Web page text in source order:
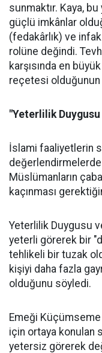
sunmaktır. Kaya,
güçlü imkânlar
(fedakârlık) ve
rolüne değindi.
karşısında en
reçetesi olduğunun
"Yeterlilik
İslami faaliyetlerin
değerlendirmelerde
Müslümanların
kaçınması
Yeterlilik Duygusu
yeterli görerek bir
tehlikeli bir tuzak
kişiyi daha fazla
olduğunu söyledi.
Emeği Küçümseme
için ortaya konulan
yetersiz görerek